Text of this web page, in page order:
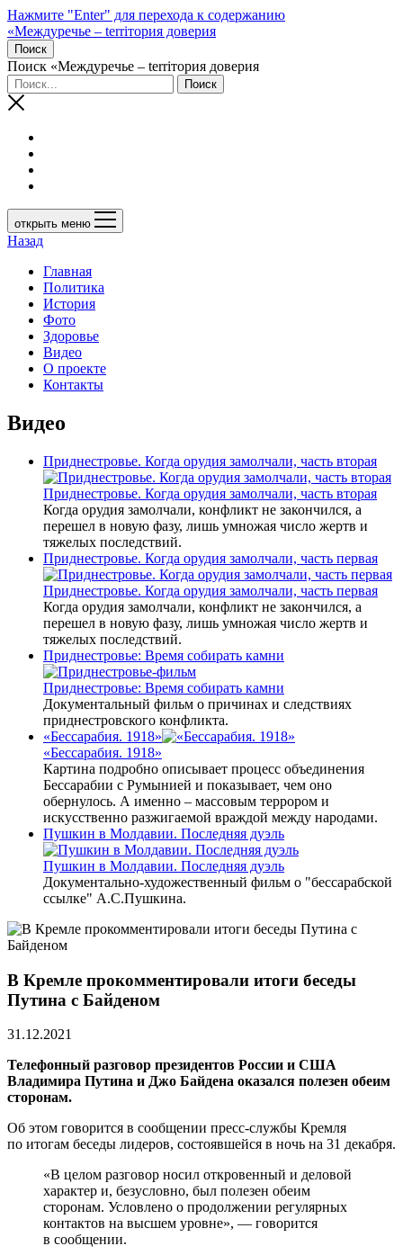
Нажмите "Enter" для перехода к содержанию
«Междуречье – terriтория доверия
Поиск
Поиск «Междуречье – terriтория доверия
открыть меню
Назад
Главная
Политика
История
Фото
Здоровье
Видео
О проекте
Контакты
Видео
Приднестровье. Когда орудия замолчали, часть вторая
Приднестровье. Когда орудия замолчали, часть вторая
Когда орудия замолчали, конфликт не закончился, а
перешел в новую фазу, лишь умножая число жертв и
тяжелых последствий.
Приднестровье. Когда орудия замолчали, часть первая
Приднестровье. Когда орудия замолчали, часть первая
Когда орудия замолчали, конфликт не закончился, а
перешел в новую фазу, лишь умножая число жертв и
тяжелых последствий.
Приднестровье: Время собирать камни
Приднестровье: Время собирать камни
Документальный фильм о причинах и следствиях
приднестровского конфликта.
«Бессарабия. 1918»
«Бессарабия. 1918»
Картина подробно описывает процесс объединения
Бессарабии с Румынией и показывает, чем оно
обернулось. А именно – массовым террором и
искусственно разжигаемой враждой между народами.
Пушкин в Молдавии. Последняя дуэль
Пушкин в Молдавии. Последняя дуэль
Документально-художественный фильм о "бессарабской
ссылке" А.С.Пушкина.
В Кремле прокомментировали итоги беседы
Путина с Байденом
31.12.2021
Телефонный разговор президентов России и США
Владимира Путина и Джо Байдена оказался полезен обеим
сторонам.
Об этом говорится в сообщении пресс-службы Кремля
по итогам беседы лидеров, состоявшейся в ночь на 31 декабря.
«В целом разговор носил откровенный и деловой
характер и, безусловно, был полезен обеим
сторонам. Условлено о продолжении регулярных
контактов на высшем уровне», — говорится
в сообщении.